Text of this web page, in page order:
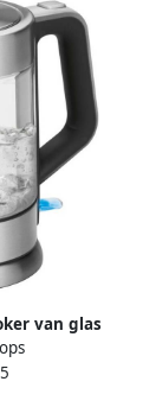
van glas
liter